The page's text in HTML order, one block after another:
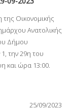
της Οικονομικής
Ανατολικής
Δήμου
την 29η του
και ώρα 13:00.
25/09/2023